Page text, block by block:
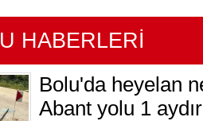
HABERLERİ
Bolu'da heyelan
Abant yolu 1